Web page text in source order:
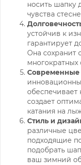
носить шапку
чувства
устойчив к
гарантирует
Она сохранит
многократных
Современные
обеспечивает
создает
катания на
Стиль и
различные
подходящие
подобрать
ваш зимний